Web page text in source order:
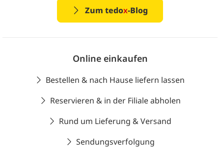
Zum tedox-Blog
Online einkaufen
Bestellen & nach Hause liefern lassen
Reservieren & in der Filiale abholen
Rund um Lieferung & Versand
Sendungsverfolgung